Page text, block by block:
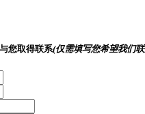
您取得联系(仅需填写您希望我们